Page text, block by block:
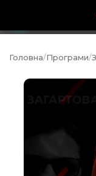
Головна/Програми/